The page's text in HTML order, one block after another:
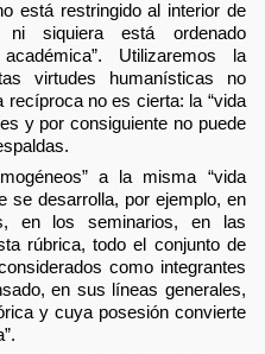
está restringido al interior de
siquiera está ordenado
Utilizaremos la
virtudes humanísticas no
recíproca no es cierta: la “vida
y por consiguiente no puede
a la misma “vida
se desarrolla, por ejemplo, en
en los seminarios, en las
rúbrica, todo el conjunto de
como integrantes
en sus líneas generales,
y cuya posesión convierte